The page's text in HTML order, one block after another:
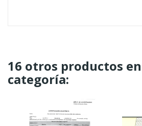
16 otros productos
categoría: